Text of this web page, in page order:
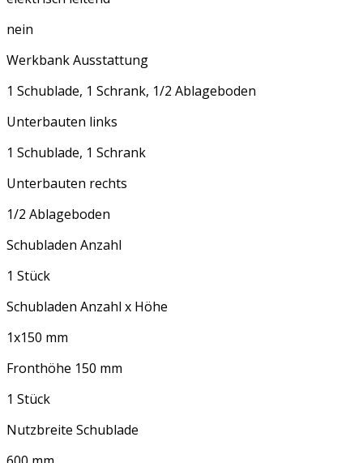
nein
Werkbank Ausstattung
1 Schublade, 1 Schrank, 1/2 Ablageboden
Unterbauten links
1 Schublade, 1 Schrank
Unterbauten rechts
1/2 Ablageboden
Schubladen Anzahl
1 Stück
Schubladen Anzahl x Höhe
1x150 mm
Fronthöhe 150 mm
1 Stück
Nutzbreite Schublade